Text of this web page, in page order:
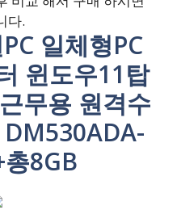
다.
일체형PC
윈도우11탑
무용 원격수
8GB